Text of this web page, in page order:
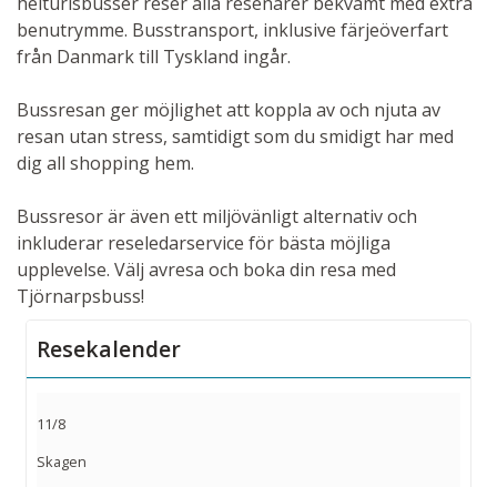
benutrymme. Busstransport, inklusive färjeöverfart
från Danmark till Tyskland ingår.
Bussresan ger möjlighet att koppla av och njuta av
resan utan stress, samtidigt som du smidigt har med
dig all shopping hem.
Bussresor är även ett miljövänligt alternativ och
inkluderar reseledarservice för bästa möjliga
upplevelse. Välj avresa och boka din resa med
Tjörnarpsbuss!
Resekalender
11/8
Skagen